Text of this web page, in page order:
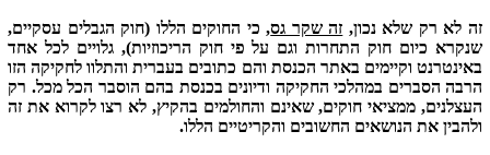
זה לא רק שלא נכון, זה שקר גס, כי החוקים הללו (חוק הגבלים עסקיים,
שנקרא כיום חוק התחרות וגם על פי חוק הריכוזיות), גלויים לכל אחד
באינטרנט וקיימים באתר הכנסת והם כתובים בעברית והתלוו לחקיקה הזו
הרבה הסברים במהלכי החקיקה ודיונים בכנסת בהם הוסבר הכל מכל. רק
העצלנים, ממציאי חוקים, שאינם והחולמים בהקיץ, לא רצו לקרוא את זה
ולהבין את הנושאים החשובים והקריטיים הללו.